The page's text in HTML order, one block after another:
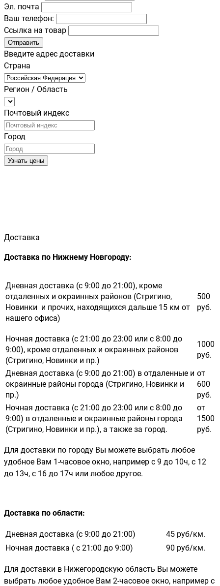
Эл. почта
Ваш телефон:
Ссылка на товар
Отправить
Введите адрес доставки
Страна
Регион / Область
Почтовый индекс
Город
Узнать цены
Доставка
Доставка по Нижнему Новгороду:
Дневная доставка (с 9:00 до 21:00), кроме
отдаленных и окраинных районов (Стригино,
Новинки и прочих, находящихся дальше 15 км от
нашего офиса)
500
руб.
Ночная доставка (с 21:00 до 23:00 или с 8:00 до
9:00), кроме отдаленных и окраинных районов
(Стригино, Новинки и пр.)
1000
руб.
Дневная доставка (с 9:00 до 21:00) в отдаленные и
окраинные районы города (Стригино, Новинки и
пр.)
от
600
руб.
Ночная доставка (с 21:00 до 23:00 или с 8:00 до
9:00) в отдаленные и окраинные районы города
(Стригино, Новинки и пр.), а также за город.
от
1500
руб.
Для доставки по городу Вы можете выбрать любое
удобное Вам 1-часовое окно, например с 9 до 10ч, с 12
до 13ч, с 16 до 17ч или любое другое.
Доставка по области:
Дневная доставка (с 9:00 до 21:00)
45 руб/км.
Ночная доставка ( с 21:00 до 9:00)
90 руб/км.
Для доставки в Нижегородскую область Вы можете
выбрать любое удобное Вам 2-часовое окно, например с